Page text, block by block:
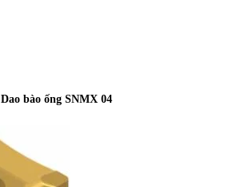
Dao bào ống SNMX 04